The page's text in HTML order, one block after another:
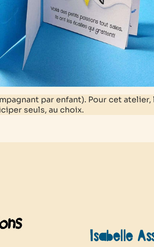
par enfant). Pour cet atelier,
seuls, au choix.
Isabelle